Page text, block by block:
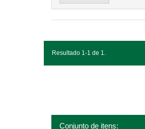
Resultado 1-1 de 1.
Conjunto de itens: